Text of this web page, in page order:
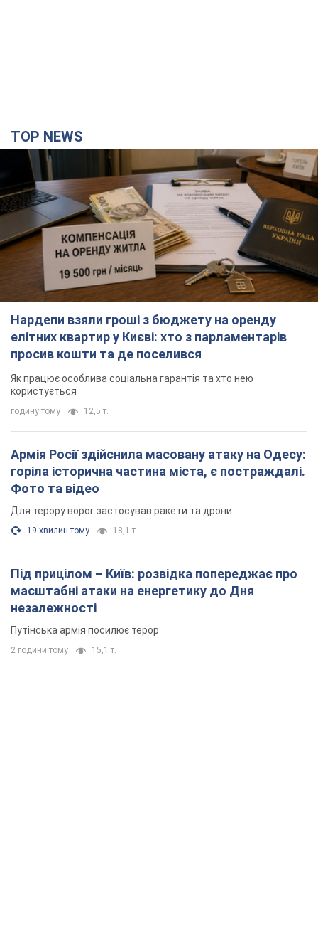
TOP NEWS
Нардепи взяли гроші з бюджету на оренду
елітних квартир у Києві: хто з парламентарів
просив кошти та де поселився
Як працює особлива соціальна гарантія та хто нею
користується
годину тому 12,5 т.
Армія Росії здійснила масовану атаку на Одесу:
горіла історична частина міста, є постраждалі.
Фото та відео
Для терору ворог застосував ракети та дрони
19 хвилин тому 18,1 т.
Під прицілом – Київ: розвідка попереджає про
масштабні атаки на енергетику до Дня
незалежності
Путінська армія посилює терор
2 години тому 15,1 т.